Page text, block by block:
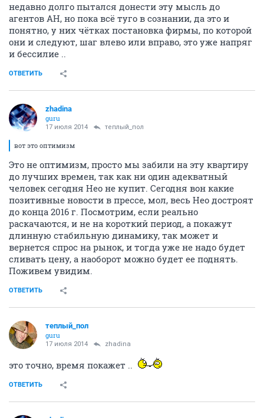
недавно долго пытался донести эту мысль до
агентов АН, но пока всё туго в сознании, да это и
понятно, у них чётках постановка фирмы, по которой
они и следуют, шаг влево или вправо, это уже напряг
и бессилие ..
ОТВЕТИТЬ
zhadina
guru
17 июля 2014 теплый_пол
вот это оптимизм
Это не оптимизм, просто мы забили на эту квартиру
до лучших времен, так как ни один адекватный
человек сегодня Нео не купит. Сегодня вон какие
позитивные новости в прессе, мол, весь Нео достроят
до конца 2016 г. Посмотрим, если реально
раскачаются, и не на короткий период, а покажут
длинную стабильную динамику, так может и
вернется спрос на рынок, и тогда уже не надо будет
сливать цену, а наоборот можно будет ее поднять.
Поживем увидим.
ОТВЕТИТЬ
теплый_пол
guru
17 июля 2014 zhadina
это точно, время покажет ..
ОТВЕТИТЬ